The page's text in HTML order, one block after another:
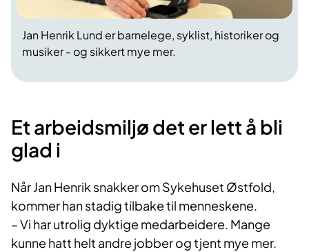
Jan Henrik Lund er barnelege, syklist, historiker og
musiker - og sikkert mye mer.
Et arbeidsmiljø det er lett å bli
glad i
Når Jan Henrik snakker om Sykehuset Østfold,
kommer han stadig tilbake til menneskene.
– Vi har utrolig dyktige medarbeidere. Mange
kunne hatt helt andre jobber og tjent mye mer.